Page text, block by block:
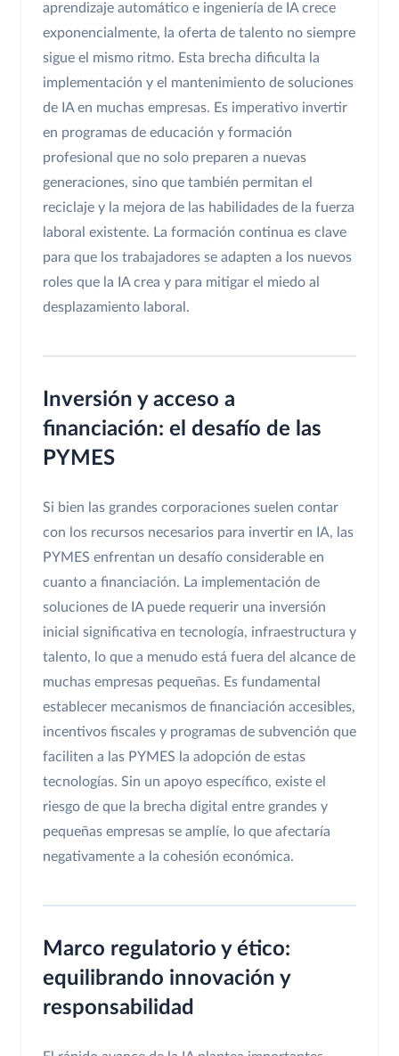
aprendizaje automático e ingeniería de IA crece
exponencialmente, la oferta de talento no siempre
sigue el mismo ritmo. Esta brecha dificulta la
implementación y el mantenimiento de soluciones
de IA en muchas empresas. Es imperativo invertir
en programas de educación y formación
profesional que no solo preparen a nuevas
generaciones, sino que también permitan el
reciclaje y la mejora de las habilidades de la fuerza
laboral existente. La formación continua es clave
para que los trabajadores se adapten a los nuevos
roles que la IA crea y para mitigar el miedo al
desplazamiento laboral.
Inversión y acceso a
financiación: el desafío de las
PYMES
Si bien las grandes corporaciones suelen contar
con los recursos necesarios para invertir en IA, las
PYMES enfrentan un desafío considerable en
cuanto a financiación. La implementación de
soluciones de IA puede requerir una inversión
inicial significativa en tecnología, infraestructura y
talento, lo que a menudo está fuera del alcance de
muchas empresas pequeñas. Es fundamental
establecer mecanismos de financiación accesibles,
incentivos fiscales y programas de subvención que
faciliten a las PYMES la adopción de estas
tecnologías. Sin un apoyo específico, existe el
riesgo de que la brecha digital entre grandes y
pequeñas empresas se amplíe, lo que afectaría
negativamente a la cohesión económica.
Marco regulatorio y ético:
equilibrando innovación y
responsabilidad